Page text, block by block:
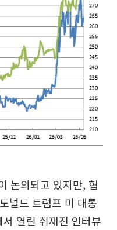
논의되고 있지만, 협
널드 트럼프 미 대통
열린 취재진 인터뷰